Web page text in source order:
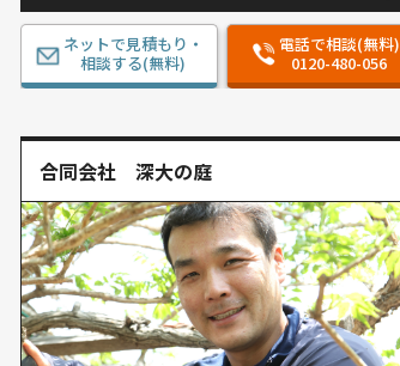
ネットで見積もり・
相談する(無料)
電話で相談(無料)
0120-480-056
合同会社 深大の庭